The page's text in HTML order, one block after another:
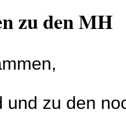
zu den MH
und zu den